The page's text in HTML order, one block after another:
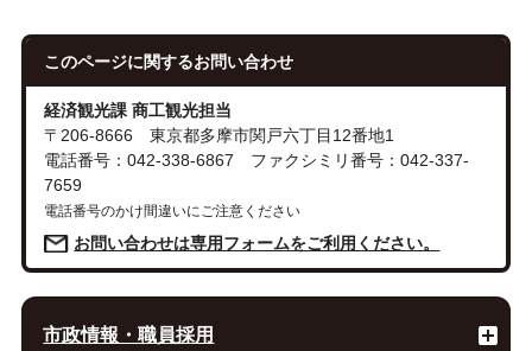
このページに関するお問い合わせ
経済観光課 商工観光担当
〒206-8666 東京都多摩市関戸六丁目12番地1
電話番号：042-338-6867 ファクシミリ番号：042-337-
7659
電話番号のかけ間違いにご注意ください
お問い合わせは専用フォームをご利用ください。
市政情報・職員採用